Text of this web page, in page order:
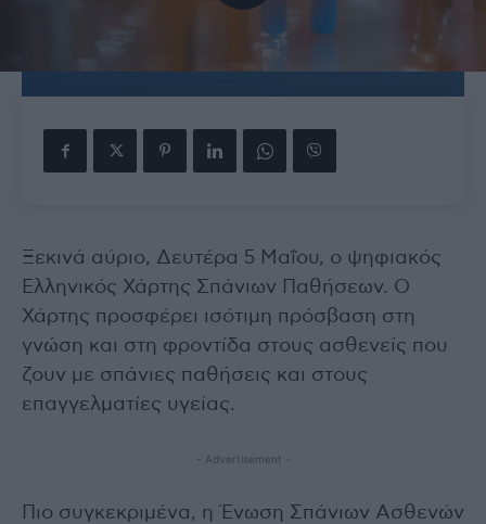
Ξεκινά αύριο, Δευτέρα 5 Μαΐου, ο ψηφιακός
Ελληνικός Χάρτης Σπάνιων Παθήσεων. Ο
Χάρτης προσφέρει ισότιμη πρόσβαση στη
γνώση και στη φροντίδα στους ασθενείς που
ζουν με σπάνιες παθήσεις και στους
επαγγελματίες υγείας.
- Advertisement -
Πιο συγκεκριμένα, η Ένωση Σπάνιων Ασθενών